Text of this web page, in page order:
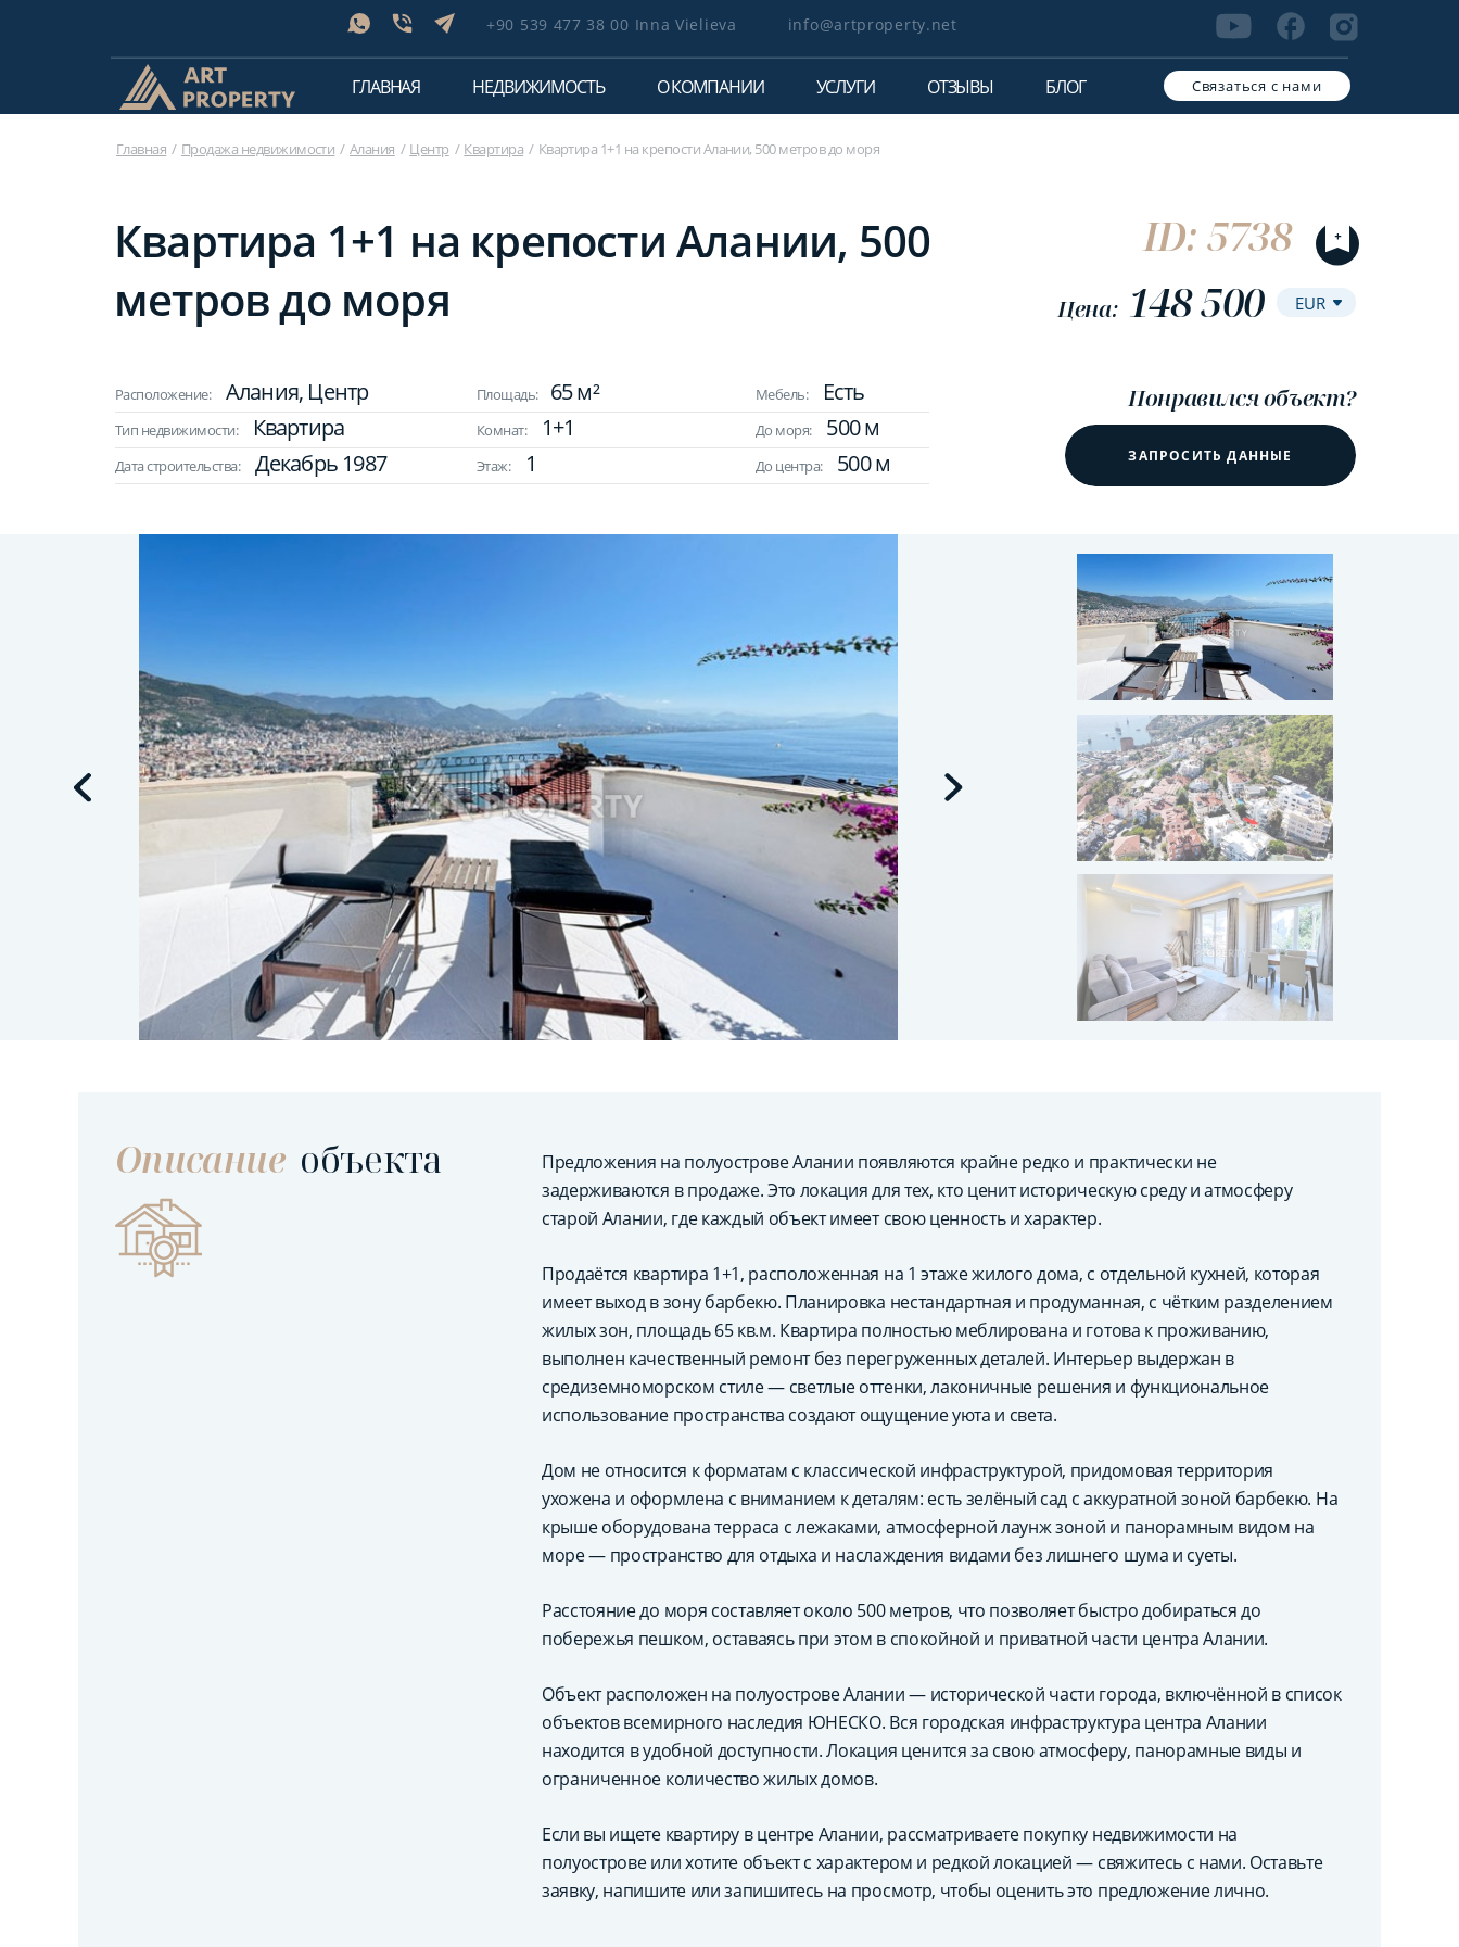
+90 539 477 38 00 Inna Vielieva info@artproperty.net
ГЛАВНАЯ НЕДВИЖИМОСТЬ О КОМПАНИИ УСЛУГИ ОТЗЫВЫ БЛОГ Связаться с нами
Главная Продажа недвижимости Алания Центр Квартира Квартира 1+1 на крепости Алании, 500 метров до моря
Квартира 1+1 на крепости Алании, 500
метров до моря
ID: 5738
Цена: 148 500
Расположение: Алания, Центр Площадь: 65 м² Мебель: Есть
Тип недвижимости: Квартира Комнат: 1+1 До моря: 500 м
Дата строительства: Декабрь 1987 Этаж: 1 До центра: 500 м
Понравился объект?
ЗАПРОСИТЬ ДАННЫЕ
Описание объекта
Предложения на полуострове Алании появляются крайне редко и практически не
задерживаются в продаже. Это локация для тех, кто ценит историческую среду и атмосферу
старой Алании, где каждый объект имеет свою ценность и характер.
Продаётся квартира 1+1, расположенная на 1 этаже жилого дома, с отдельной кухней, которая
имеет выход в зону барбекю. Планировка нестандартная и продуманная, с чётким разделением
жилых зон, площадь 65 кв.м. Квартира полностью меблирована и готова к проживанию,
выполнен качественный ремонт без перегруженных деталей. Интерьер выдержан в
средиземноморском стиле — светлые оттенки, лаконичные решения и функциональное
использование пространства создают ощущение уюта и света.
Дом не относится к форматам с классической инфраструктурой, придомовая территория
ухожена и оформлена с вниманием к деталям: есть зелёный сад с аккуратной зоной барбекю. На
крыше оборудована терраса с лежаками, атмосферной лаунж зоной и панорамным видом на
море — пространство для отдыха и наслаждения видами без лишнего шума и суеты.
Расстояние до моря составляет около 500 метров, что позволяет быстро добираться до
побережья пешком, оставаясь при этом в спокойной и приватной части центра Алании.
Объект расположен на полуострове Алании — исторической части города, включённой в список
объектов всемирного наследия ЮНЕСКО. Вся городская инфраструктура центра Алании
находится в удобной доступности. Локация ценится за свою атмосферу, панорамные виды и
ограниченное количество жилых домов.
Если вы ищете квартиру в центре Алании, рассматриваете покупку недвижимости на
полуострове или хотите объект с характером и редкой локацией — свяжитесь с нами. Оставьте
заявку, напишите или запишитесь на просмотр, чтобы оценить это предложение лично.